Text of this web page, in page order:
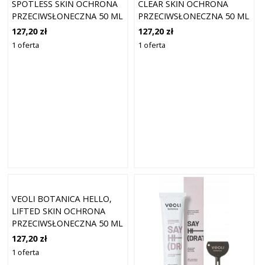
SPOTLESS SKIN OCHRONA
PRZECIWSŁONECZNA 50 ML
127,20 zł
1 oferta
CLEAR SKIN OCHRONA
PRZECIWSŁONECZNA 50 ML
127,20 zł
1 oferta
VEOLI BOTANICA HELLO,
LIFTED SKIN OCHRONA
PRZECIWSŁONECZNA 50 ML
127,20 zł
1 oferta